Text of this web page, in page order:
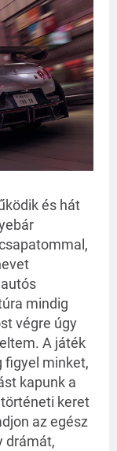
és hát
mindig
végre úgy
A játék
figyel minket,
kapunk a
keret
az egész
drámát,